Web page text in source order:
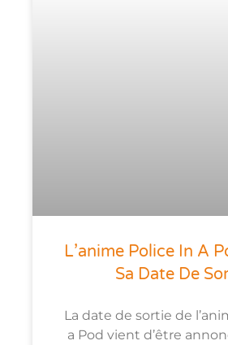
L’anime Police In A
Sa Date De
La date de sortie de
a Pod vient d’être